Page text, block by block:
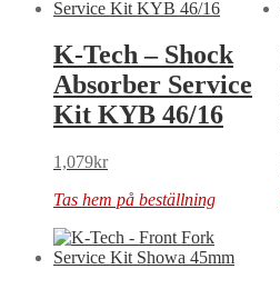
K-Tech – Shock
Absorber Service
Kit KYB 46/16
1,079kr
Tas hem på beställning